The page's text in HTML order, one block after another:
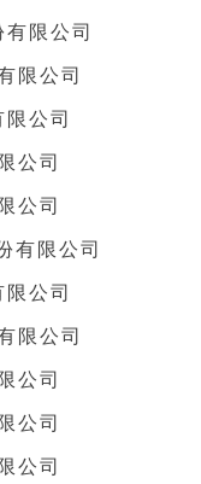
限公司
限公司
公司
公司
公司
有限公司
公司
限公司
公司
公司
公司